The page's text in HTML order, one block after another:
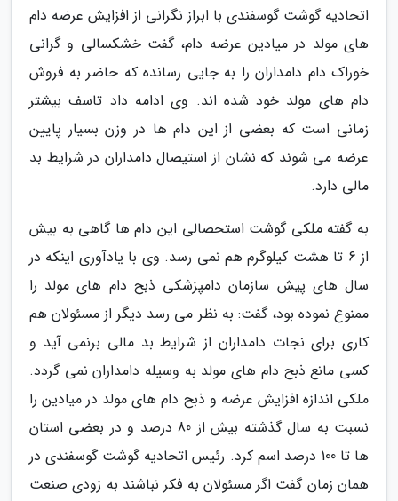
اتحادیه گوشت گوسفندی با ابراز نگرانی از افزایش عرضه دام
های مولد در میادین عرضه دام، گفت خشکسالی و گرانی
خوراک دام دامداران را به جایی رسانده که حاضر به فروش
دام های مولد خود شده اند. وی ادامه داد تاسف بیشتر
زمانی است که بعضی از این دام ها در وزن بسیار پایین
عرضه می شوند که نشان از استیصال دامداران در شرایط بد
مالی دارد.
به گفته ملکی گوشت استحصالی این دام ها گاهی به بیش
از 6 تا هشت کیلوگرم هم نمی رسد. وی با یادآوری اینکه در
سال های پیش سازمان دامپزشکی ذبح دام های مولد را
ممنوع نموده بود، گفت: به نظر می رسد دیگر از مسئولان هم
کاری برای نجات دامداران از شرایط بد مالی برنمی آید و
کسی مانع ذبح دام های مولد به وسیله دامداران نمی گردد.
ملکی اندازه افزایش عرضه و ذبح دام های مولد در میادین را
نسبت به سال گذشته بیش از 80 درصد و در بعضی استان
ها تا 100 درصد اسم کرد. رئیس اتحادیه گوشت گوسفندی در
همان زمان گفت اگر مسئولان به فکر نباشند به زودی صنعت